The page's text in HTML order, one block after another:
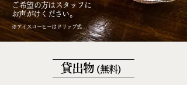
​ご希望の方はスタッフに
お声がけください。
※アイスコーヒーはドリップ式
貸出物 (無料)